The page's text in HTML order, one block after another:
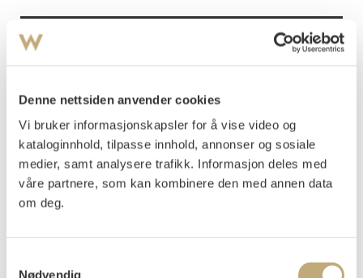
Denne nettsiden anvender cookies
Vi bruker informasjonskapsler for å vise video og
kataloginnhold, tilpasse innhold, annonser og sosiale
medier, samt analysere trafikk. Informasjon deles med
våre partnere, som kan kombinere den med annen data
om deg.
Nødvendig
Auksjonert
mandag 11. juni 2018 kl 18:00
LITTERATUR: Gunnar Sørensen:
Under overskriften: ROM - FIGUR skriver